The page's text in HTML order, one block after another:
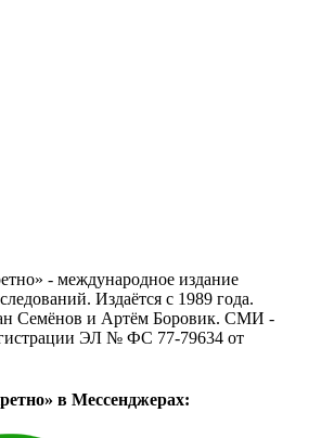
- международное издание
Издаётся с 1989 года.
Семёнов и Артём Боровик. CМИ -
ЭЛ № ФС 77-79634 от
в Мессенджерах: